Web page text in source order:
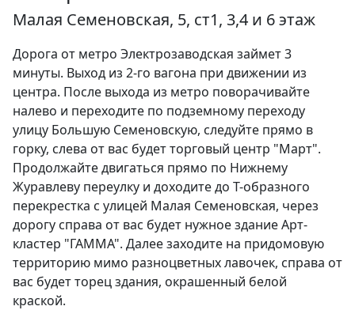
Малая Семеновская, 5, ст1, 3,4 и 6 этаж
Дорога от метро Электрозаводская займет 3
минуты. Выход из 2-го вагона при движении из
центра. После выхода из метро поворачивайте
налево и переходите по подземному переходу
улицу Большую Семеновскую, следуйте прямо в
горку, слева от вас будет торговый центр "Март".
Продолжайте двигаться прямо по Нижнему
Журавлеву переулку и доходите до Т-образного
перекрестка с улицей Малая Семеновская, через
дорогу справа от вас будет нужное здание Арт-
кластер "ГАММА". Далее заходите на придомовую
территорию мимо разноцветных лавочек, справа от
вас будет торец здания, окрашенный белой
краской.